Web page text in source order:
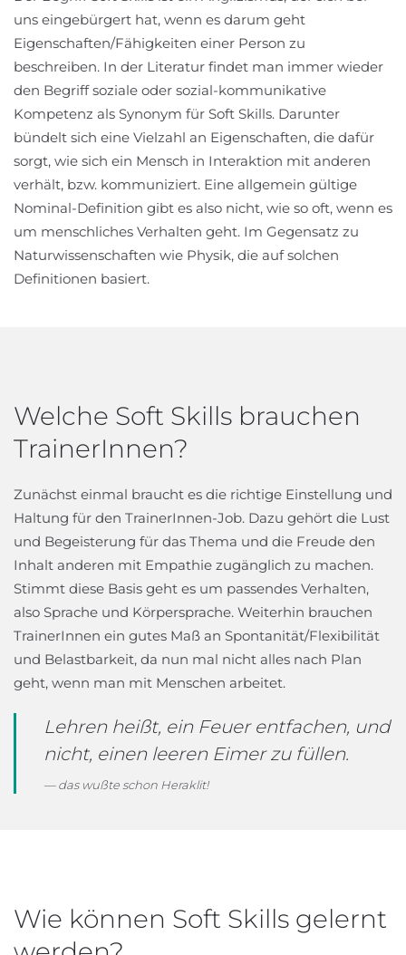
uns eingebürgert hat, wenn es darum geht
Eigenschaften/Fähigkeiten einer Person zu
beschreiben. In der Literatur findet man immer wieder
den Begriff soziale oder sozial-kommunikative
Kompetenz als Synonym für Soft Skills. Darunter
bündelt sich eine Vielzahl an Eigenschaften, die dafür
sorgt, wie sich ein Mensch in Interaktion mit anderen
verhält, bzw. kommuniziert. Eine allgemein gültige
Nominal-Definition gibt es also nicht, wie so oft, wenn es
um menschliches Verhalten geht. Im Gegensatz zu
Naturwissenschaften wie Physik, die auf solchen
Definitionen basiert.
Welche Soft Skills brauchen
TrainerInnen?
Zunächst einmal braucht es die richtige Einstellung und
Haltung für den TrainerInnen-Job. Dazu gehört die Lust
und Begeisterung für das Thema und die Freude den
Inhalt anderen mit Empathie zugänglich zu machen.
Stimmt diese Basis geht es um passendes Verhalten,
also Sprache und Körpersprache. Weiterhin brauchen
TrainerInnen ein gutes Maß an Spontanität/Flexibilität
und Belastbarkeit, da nun mal nicht alles nach Plan
geht, wenn man mit Menschen arbeitet.
Lehren heißt, ein Feuer entfachen, und
nicht, einen leeren Eimer zu füllen.
das wußte schon Heraklit!
Wie können Soft Skills gelernt